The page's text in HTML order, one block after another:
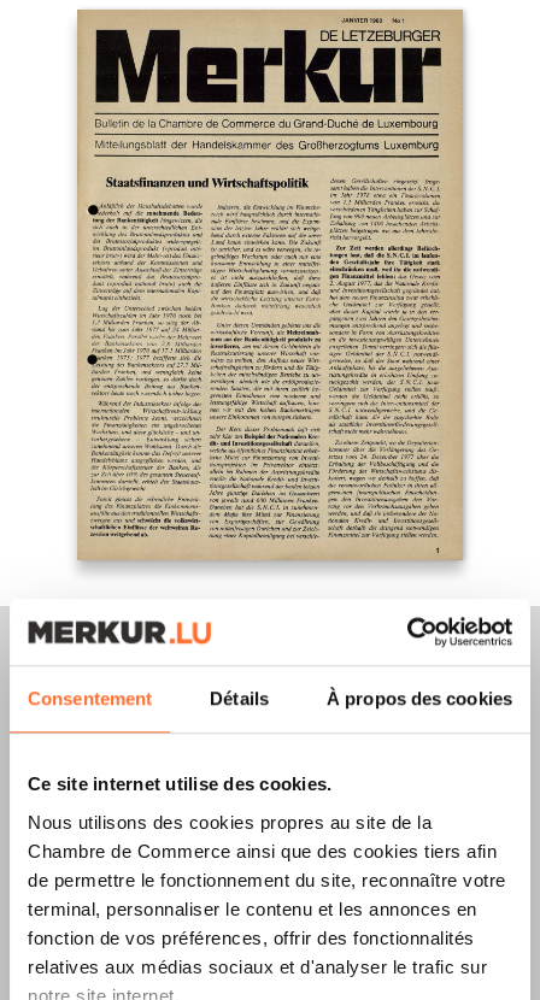
Consentement Détails À propos des cookies
Ce site internet utilise des cookies.
Nous utilisons des cookies propres au site de la
Chambre de Commerce ainsi que des cookies tiers afin
de permettre le fonctionnement du site, reconnaître votre
terminal, personnaliser le contenu et les annonces en
fonction de vos préférences, offrir des fonctionnalités
relatives aux médias sociaux et d'analyser le trafic sur
notre site internet.
Merkur Magazine
L’ÉDITIONÉTÉ
2026EST
DISPONIBLE !